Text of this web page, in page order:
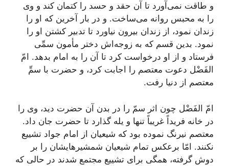
و طاقت نمى‌آورد تا آن حقد و حسد را كتمان كند و وى
را به محبس روانه مى‌ساخت. و در بار آخرین كه او را
زندان نمود، از زندان بیرون نیاورد تا تدبیر كشتن او را
نمود. بدین قسم كه به زوجه‌اش دختر مأمون سمِّى
فرستاد و از او درخواست كرد تا آن را به امام بدهد. امّ
الفَضْل دعوت معتصم را اجابت كرد، و حضرت با سمِّ
معتصم از دنیا رفت.
امّ الفَضْل چون اثر سمّ را در بدن آن حضرت دید، وى را
در خانه فریداً غریباً تنها و یله گذارد تا حضرت جان داد.
معتصم نیرنگ نموده بود كه شیعیان از امام جواد تشییع
نكنند. امّا برعكس تمام شیعیان شمشیرهایشان را بر
دوش گرفته، همگى براى تشییع مجتمع شدند در حالى كه